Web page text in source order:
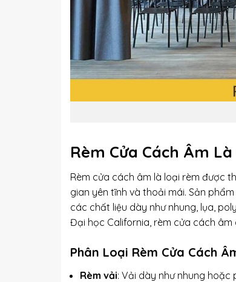
Rèm Cửa Cách Âm
Rèm cửa cách âm là loại rèm được
gian yên tĩnh và thoải mái. Sản
các chất liệu dày như nhung, lụa,
Đại học California, rèm cửa cách
Phân Loại Rèm Cửa Cách
Rèm vải: Vải dày như nhung